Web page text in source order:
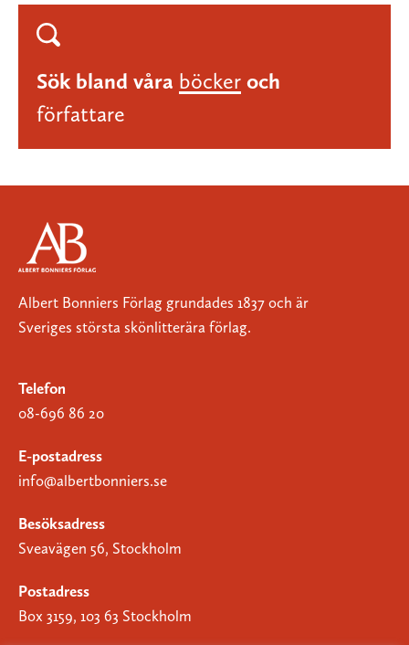
Sök bland våra böcker och
författare
Albert Bonniers Förlag grundades 1837 och är
Sveriges största skönlitterära förlag.
Telefon
08-696 86 20
E-postadress
info@albertbonniers.se
Besöksadress
Sveavägen 56, Stockholm
Postadress
Box 3159, 103 63 Stockholm